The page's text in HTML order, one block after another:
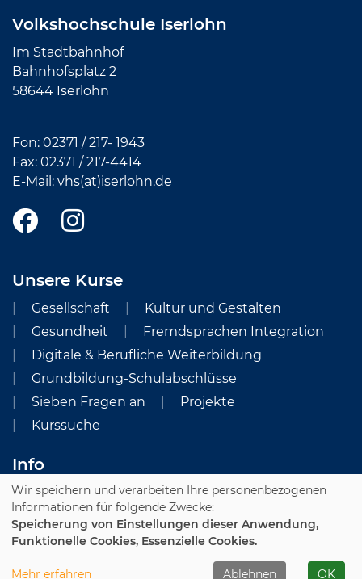
Volkshochschule Iserlohn
Im Stadtbahnhof
Bahnhofsplatz 2
58644 Iserlohn
Fon: 02371 / 217- 1943
Fax: 02371 /217-4414
E-Mail: vhs(at)iserlohn.de
Unsere Kurse
Gesellschaft
Kultur und Gestalten
Gesundheit
Fremdsprachen Integration
Digitale & Berufliche Weiterbildung
Grundbildung-Schulabschlüsse
Sieben Fragen an
Projekte
Kurssuche
Info
Impressum
AGB und Preisverzeichnis
Datenschutzerklärung
Cookie Einstellungen
Wir speichern und verarbeiten Ihre personenbezogenen
Informationen für folgende Zwecke:
Speicherung von Einstellungen dieser Anwendung,
Funktionelle Cookies, Essenzielle Cookies.
Mehr erfahren Ablehnen OK